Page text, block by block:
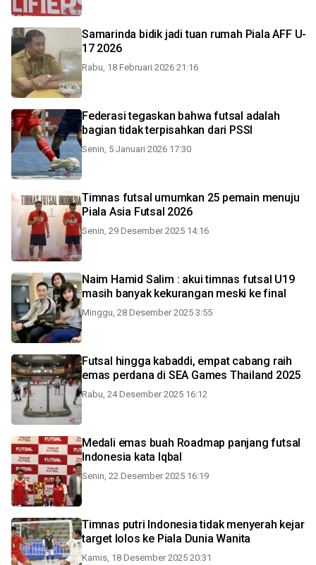
Samarinda bidik jadi tuan rumah Piala AFF U-
17 2026
Rabu, 18 Februari 2026 21:16
Federasi tegaskan bahwa futsal adalah
bagian tidak terpisahkan dari PSSI
Senin, 5 Januari 2026 17:30
Timnas futsal umumkan 25 pemain menuju
Piala Asia Futsal 2026
Senin, 29 Desember 2025 14:16
Naim Hamid Salim : akui timnas futsal U19
masih banyak kekurangan meski ke final
Minggu, 28 Desember 2025 3:55
Futsal hingga kabaddi, empat cabang raih
emas perdana di SEA Games Thailand 2025
Rabu, 24 Desember 2025 16:12
Medali emas buah Roadmap panjang futsal
Indonesia kata Iqbal
Senin, 22 Desember 2025 16:19
Timnas putri Indonesia tidak menyerah kejar
target lolos ke Piala Dunia Wanita
Kamis, 18 Desember 2025 20:31